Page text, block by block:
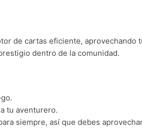
de cartas eficiente, aprovechando
dentro de la comunidad.
tu aventurero.
siempre, así que debes